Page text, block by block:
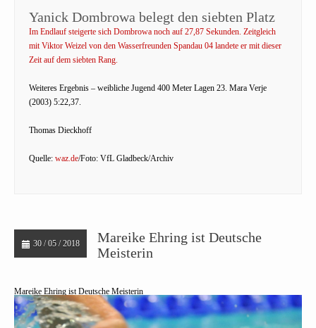
Yanick Dombrowa belegt den siebten Platz
Im Endlauf steigerte sich Dombrowa noch auf 27,87 Sekunden. Zeitgleich
mit Viktor Weizel von den Wasserfreunden Spandau 04 landete er mit dieser
Zeit auf dem siebten Rang.
Weiteres Ergebnis – weibliche Jugend 400 Meter Lagen 23. Mara Verje
(2003) 5:22,37.
Thomas Dieckhoff
Quelle: waz.de/Foto: VfL Gladbeck/Archiv
30 / 05 / 2018
Mareike Ehring ist Deutsche
Meisterin
Mareike Ehring ist Deutsche Meisterin